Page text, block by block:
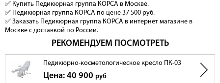
✅ Купить Педикюрная группа КОРСА в Москве.
✅ Педикюрная группа КОРСА по цене 37 500 руб.
✅ Заказать Педикюрная группа КОРСА в интернет магазине в
Москве с доставкой по России.
РЕКОМЕНДУЕМ ПОСМОТРЕТЬ
Педикюрно-косметологическое кресло ПК-03
Цена: 40 900 руб